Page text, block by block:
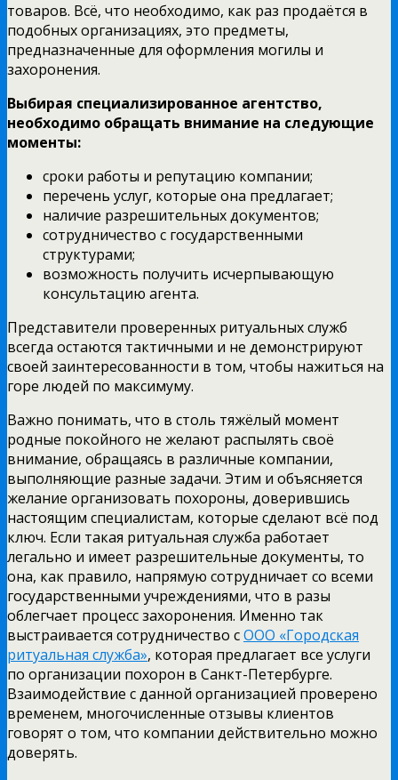
товаров. Всё, что необходимо, как раз продаётся в
подобных организациях, это предметы,
предназначенные для оформления могилы и
захоронения.
Выбирая специализированное агентство,
необходимо обращать внимание на следующие
моменты:
сроки работы и репутацию компании;
перечень услуг, которые она предлагает;
наличие разрешительных документов;
сотрудничество с государственными
структурами;
возможность получить исчерпывающую
консультацию агента.
Представители проверенных ритуальных служб
всегда остаются тактичными и не демонстрируют
своей заинтересованности в том, чтобы нажиться на
горе людей по максимуму.
Важно понимать, что в столь тяжёлый момент
родные покойного не желают распылять своё
внимание, обращаясь в различные компании,
выполняющие разные задачи. Этим и объясняется
желание организовать похороны, доверившись
настоящим специалистам, которые сделают всё под
ключ. Если такая ритуальная служба работает
легально и имеет разрешительные документы, то
она, как правило, напрямую сотрудничает со всеми
государственными учреждениями, что в разы
облегчает процесс захоронения. Именно так
выстраивается сотрудничество сООО «Городская
ритуальная служба», которая предлагает все услуги
по организации похорон в Санкт-Петербурге.
Взаимодействие с данной организацией проверено
временем, многочисленные отзывы клиентов
говорят о том, что компании действительно можно
доверять.